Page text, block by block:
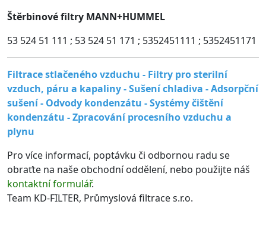
Štěrbinové filtry MANN+HUMMEL
53 524 51 111 ; 53 524 51 171 ; 5352451111 ; 5352451171
Filtrace stlačeného vzduchu - Filtry pro sterilní
vzduch, páru a kapaliny - Sušení chladiva - Adsorpční
sušení - Odvody kondenzátu - Systémy čištění
kondenzátu - Zpracování procesního vzduchu a
plynu
Pro více informací, poptávku či odbornou radu se
obraťte na naše obchodní oddělení, nebo použijte náš
kontaktní formulář.
Team KD-FILTER, Průmyslová filtrace s.r.o.